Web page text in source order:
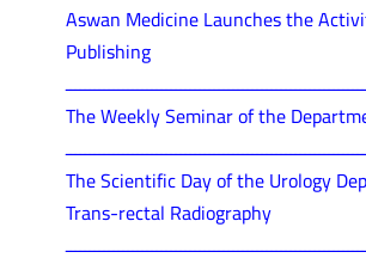
Aswan Medicine Launches the
Publishing
The Weekly Seminar of the
The Scientific Day of the Urology
Trans-rectal Radiography